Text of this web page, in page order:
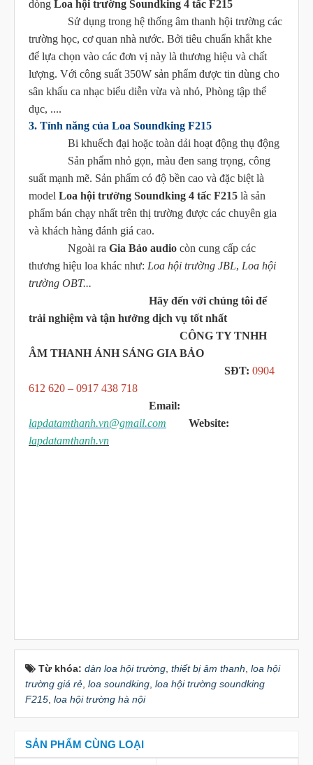
dòng Loa hội trường Soundking 4 tấc F215
Sử dụng trong hệ thống âm thanh hội trường các
trường học, cơ quan nhà nước. Bởi tiêu chuẩn khắt khe
để lựa chọn vào các đơn vị này là thương hiệu và chất
lượng. Với công suất 350W sản phẩm được tin dùng cho
sân khấu ca nhạc biểu diễn vừa và nhỏ, Phòng tập thể
dục, ....
3. Tính năng của Loa Soundking F215
Bi khuếch đại hoặc toàn dải hoạt động thụ động
Sản phẩm nhỏ gọn, màu đen sang trọng, công
suất mạnh mẽ. Sản phẩm có độ bền cao và đặc biệt là
model Loa hội trường Soundking 4 tấc F215 là sản
phẩm bán chạy nhất trên thị trường được các chuyên gia
và khách hàng đánh giá cao.
Ngoài ra Gia Bảo audio còn cung cấp các
thương hiệu loa khác như: Loa hội trường JBL, Loa hội
trường OBT...
Hãy đến với chúng tôi để
trải nghiệm và tận hưởng dịch vụ tốt nhất
CÔNG TY TNHH
ÂM THANH ÁNH SÁNG GIA BẢO
SĐT: 0904
612 620 – 0917 438 718
Email:
lapdatamthanh.vn@gmail.com
Website:
lapdatamthanh.vn
Từ khóa: dàn loa hội trường thiết bị âm thanh loa hội
trường giá rẻ loa soundking loa hội trường soundking
F215 loa hội trường hà nội
SẢN PHẨM CÙNG LOẠI